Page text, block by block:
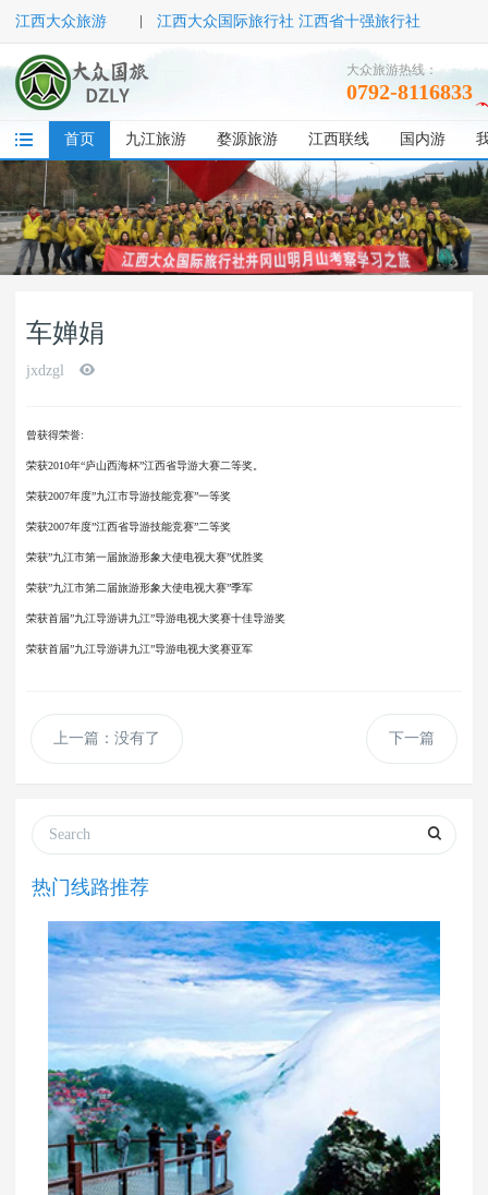
江西大众旅游 江西大众国际旅行社 江西省十强旅行社
大众旅游热线：
0792-8116833
首页 九江旅游 婺源旅游 江西联线 国内游
车婵娟
jxdzgl
曾获得荣誉:
荣获2010年“庐山西海杯”江西省导游大赛二等奖。
荣获2007年度”九江市导游技能竞赛”一等奖
荣获2007年度”江西省导游技能竞赛”二等奖
荣获”九江市第一届旅游形象大使电视大赛”优胜奖
荣获”九江市第二届旅游形象大使电视大赛”季军
荣获首届”九江导游讲九江”导游电视大奖赛十佳导游奖
荣获首届”九江导游讲九江”导游电视大奖赛亚军
上一篇：没有了 下一篇
热门线路推荐